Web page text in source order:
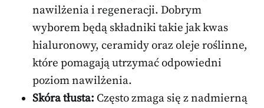
nawilżenia i regeneracji. Dobrym
wyborem będą składniki takie jak kwas
hialuronowy, ceramidy oraz oleje roślinne,
które pomagają utrzymać odpowiedni
poziom nawilżenia.
Skóra tłusta: Często zmaga się z nadmierną